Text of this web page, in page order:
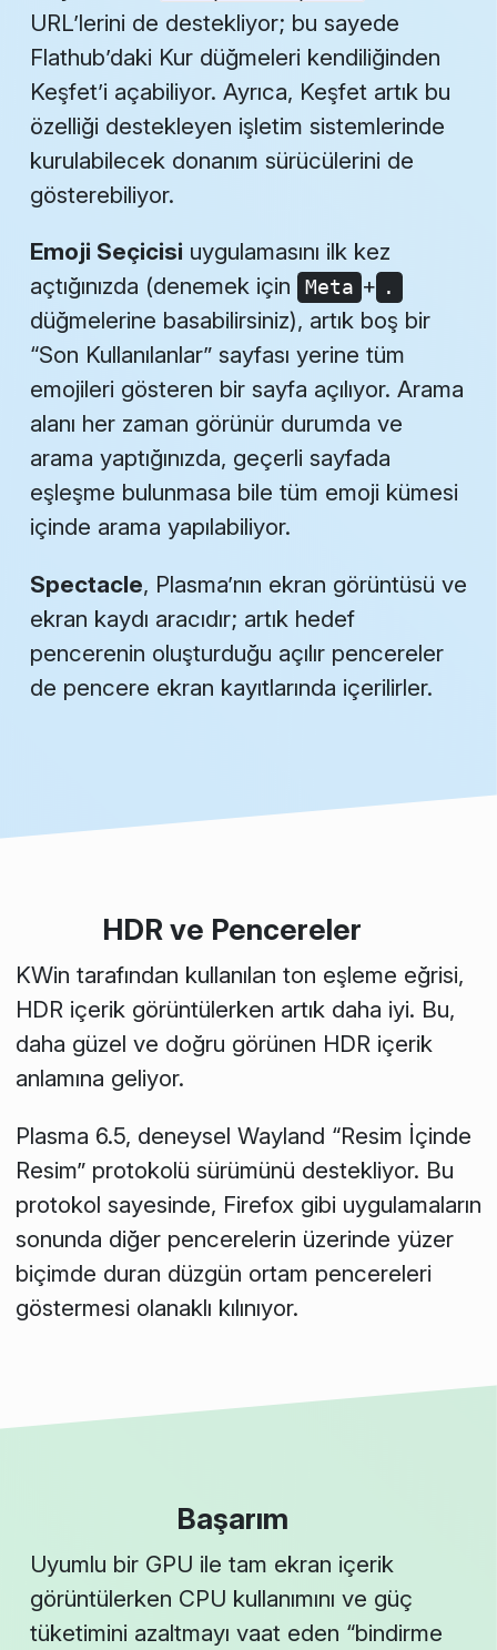
URL’lerini de destekliyor; bu sayede
Flathub’daki Kur düğmeleri kendiliğinden
Keşfet’i açabiliyor. Ayrıca, Keşfet artık bu
özelliği destekleyen işletim sistemlerinde
kurulabilecek donanım sürücülerini de
gösterebiliyor.
Emoji Seçicisi uygulamasını ilk kez
açtığınızda (denemek için
Meta + .
düğmelerine basabilirsiniz), artık boş bir
“Son Kullanılanlar” sayfası yerine tüm
emojileri gösteren bir sayfa açılıyor. Arama
alanı her zaman görünür durumda ve
arama yaptığınızda, geçerli sayfada
eşleşme bulunmasa bile tüm emoji kümesi
içinde arama yapılabiliyor.
Spectacle, Plasma’nın ekran görüntüsü ve
ekran kaydı aracıdır; artık hedef
pencerenin oluşturduğu açılır pencereler
de pencere ekran kayıtlarında içerilirler.
HDR ve Pencereler
KWin tarafından kullanılan ton eşleme eğrisi,
HDR içerik görüntülerken artık daha iyi. Bu,
daha güzel ve doğru görünen HDR içerik
anlamına geliyor.
Plasma 6.5, deneysel Wayland “Resim İçinde
Resim” protokolü sürümünü destekliyor. Bu
protokol sayesinde, Firefox gibi uygulamaların
sonunda diğer pencerelerin üzerinde yüzer
biçimde duran düzgün ortam pencereleri
göstermesi olanaklı kılınıyor.
Başarım
Uyumlu bir GPU ile tam ekran içerik
görüntülerken CPU kullanımını ve güç
tüketimini azaltmayı vaat eden “bindirme